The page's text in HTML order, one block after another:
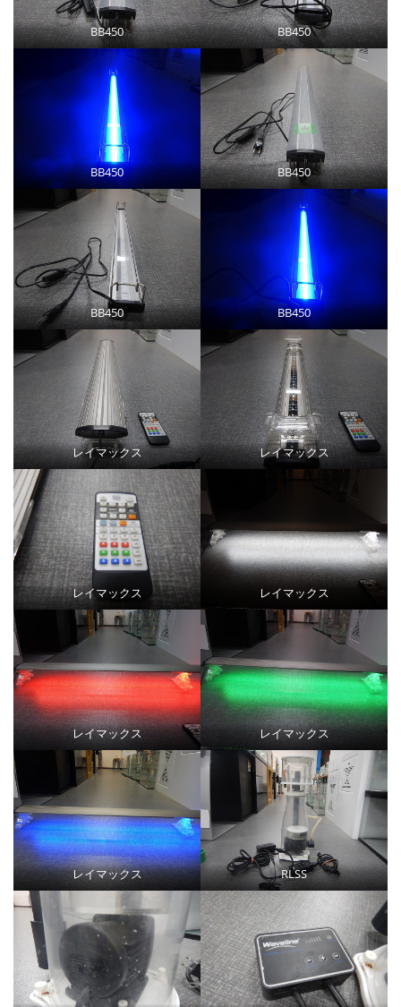
BB450 BB450
BB450 BB450
BB450 BB450
レイマックス レイマックス
レイマックス レイマックス
レイマックス レイマックス
レイマックス RLSS